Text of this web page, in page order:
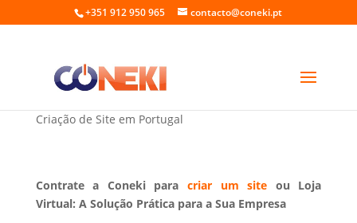
+351 912 950 965 contacto@coneki.pt
Marketing Digital em Águeda Portugal
Criação de Site em Portugal
Contrate a Coneki para criar um site ou Loja
Virtual: A Solução Prática para a Sua Empresa